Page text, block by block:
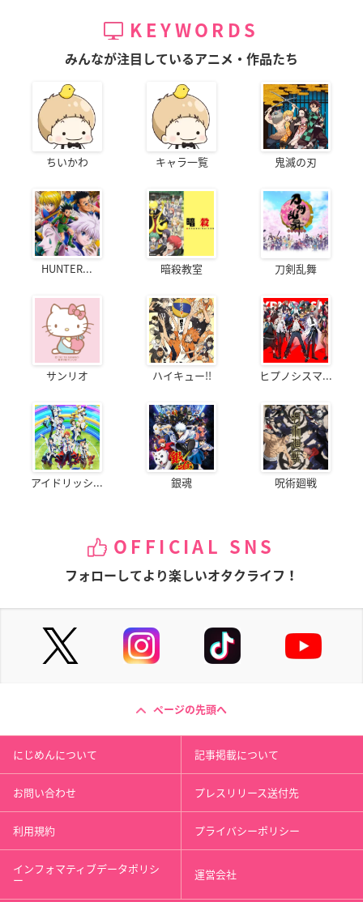
KEYWORDS
みんなが注目しているアニメ・作品たち
ちいかわ キャラ一覧 鬼滅の刃
HUNTER... 暗殺教室 刀剣乱舞
サンリオ ハイキュー!! ヒプノシスマ...
アイドリッシ... 銀魂 呪術廻戦
OFFICIAL SNS
フォローしてより楽しいオタクライフ！
ページの先頭へ
にじめんについて 記事掲載について
お問い合わせ プレスリリース送付先
利用規約 プライバシーポリシー
インフォマティブデータポリシ
ー 運営会社